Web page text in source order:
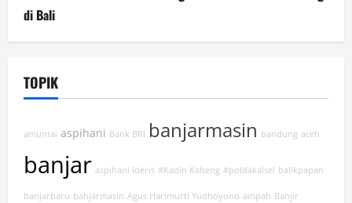
di Bali
TOPIK
amuntai aspihani Bank BRI banjarmasin bandung aceh
banjar aspihani ideris #Kadin Kalteng #poldakalsel balikpapan
banjarbaru bahjarmasin Agus Harimurti Yudhoyono ampah Banjir